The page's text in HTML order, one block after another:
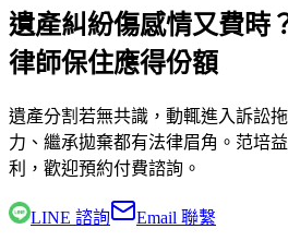
遺產糾紛傷感情又費時
律師保住應得份額
遺產分割若無共識，動輒進入訴訟
力、繼承拋棄都有法律眉角。 范培
利，歡迎預約付費諮詢。
LINE 諮詢 Email 聯繫